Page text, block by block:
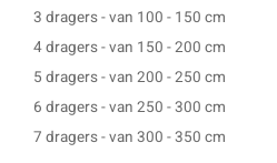
3 dragers - van 100 - 150 cm
4 dragers - van 150 - 200 cm
5 dragers - van 200 - 250 cm
6 dragers - van 250 - 300 cm
7 dragers - van 300 - 350 cm